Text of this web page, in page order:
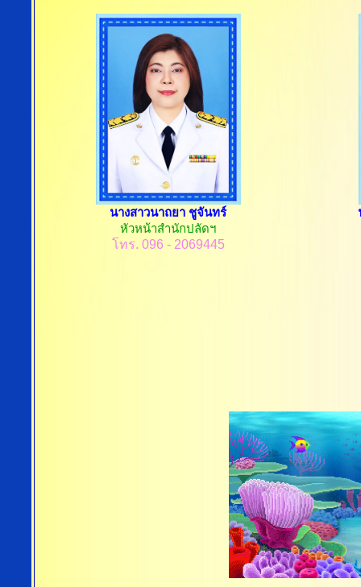
นางสาวนาถยา ชูจันทร์
หัวหน้าสำนักปลัดฯ
โทร. 096 - 2069445